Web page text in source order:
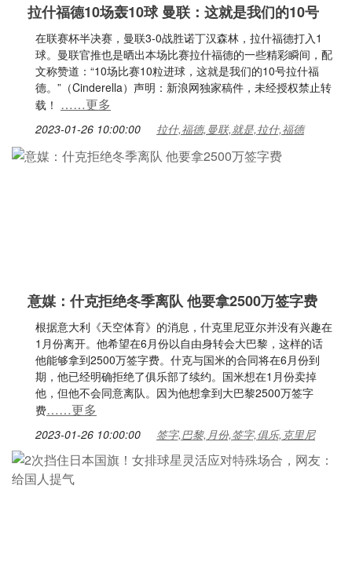
拉什福德10场轰10球 曼联：这就是我们的10号
在联赛杯半决赛，曼联3-0战胜诺丁汉森林，拉什福德打入1
球。曼联官推也是晒出本场比赛拉什福德的一些精彩瞬间，配
文称赞道：“10场比赛10粒进球，这就是我们的10号拉什福
德。”（Cinderella）声明：新浪网独家稿件，未经授权禁止转
载！ ……更多
2023-01-26 10:00:00 拉什,福德,曼联,就是,拉什,福德
意媒：什克拒绝冬季离队 他要拿2500万签字费
根据意大利《天空体育》的消息，什克里尼亚尔并没有兴趣在
1月份离开。他希望在6月份以自由身转会大巴黎，这样的话
他能够拿到2500万签字费。什克与国米的合同将在6月份到
期，他已经明确拒绝了俱乐部了续约。国米想在1月份卖掉
他，但他不会同意离队。因为他想拿到大巴黎2500万签字
费……更多
2023-01-26 10:00:00 签字,巴黎,月份,签字,俱乐,克里尼